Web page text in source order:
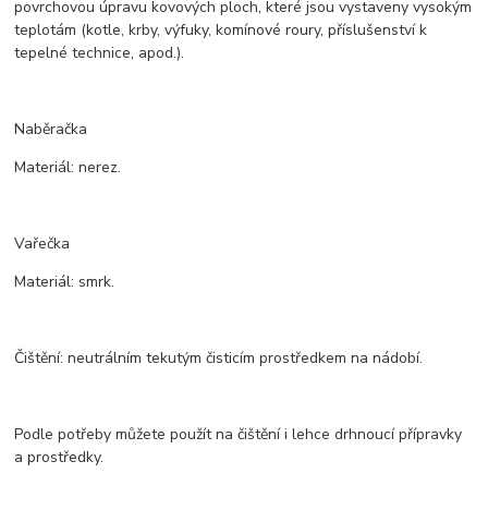
povrchovou úpravu kovových ploch, které jsou vystaveny vysokým
teplotám (kotle, krby, výfuky, komínové roury, příslušenství k
tepelné technice, apod.).
Naběračka
Materiál: nerez.
Vařečka
Materiál: smrk.
Čištění: neutrálním tekutým čisticím prostředkem na nádobí.
Podle potřeby můžete použít na čištění i lehce drhnoucí přípravky
a prostředky.